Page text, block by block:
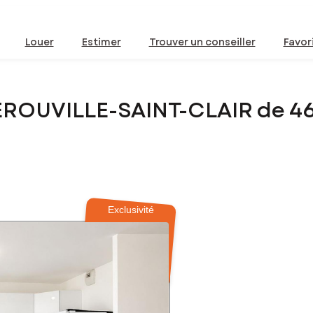
Louer Estimer Trouver un conseiller
SAINT-CLAIR de
Exclusivité